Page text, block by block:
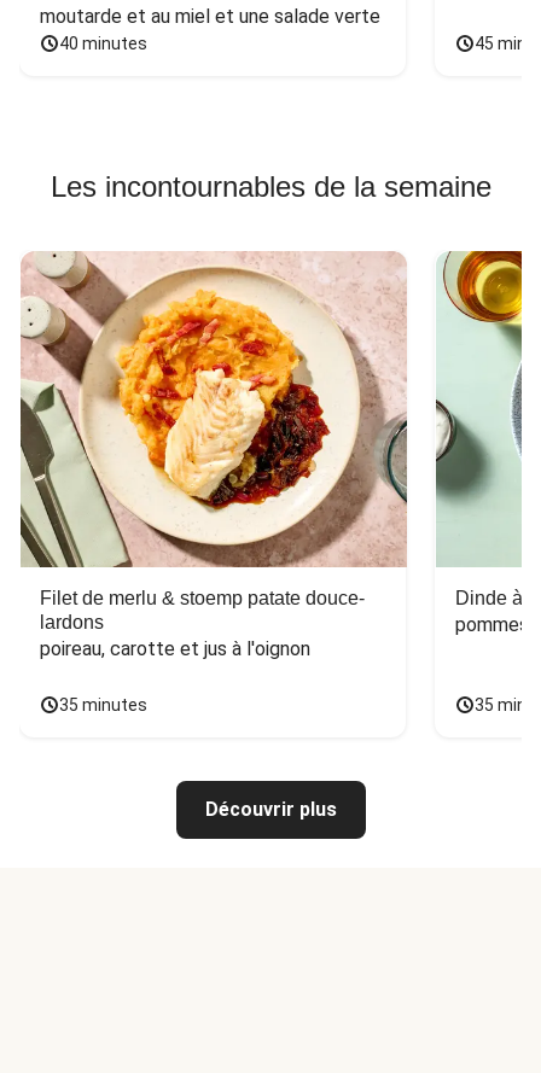
moutarde et au miel et une salade verte
40 minutes 45
Les incontournables de la semaine
Filet de merlu & stoemp patate douce-
lardons
poireau, carotte et jus à l'oignon
35 minutes
Dinde à
pommes
35
Découvrir plus